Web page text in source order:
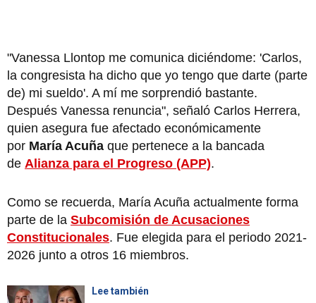
"Vanessa Llontop me comunica diciéndome: 'Carlos,
la congresista ha dicho que yo tengo que darte (parte
de) mi sueldo'. A mí me sorprendió bastante.
Después Vanessa renuncia", señaló Carlos Herrera,
quien asegura fue afectado económicamente
por María Acuña que pertenece a la bancada
de Alianza para el Progreso (APP).
Como se recuerda, María Acuña actualmente forma
parte de la Subcomisión de Acusaciones
Constitucionales. Fue elegida para el periodo 2021-
2026 junto a otros 16 miembros.
Lee también